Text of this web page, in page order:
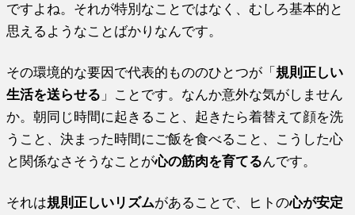
ですよね。それが特別なことではなく、むしろ基本的と
思えるようなことばかりなんです。
その環境的な要因で代表的もののひとつが「 規則正しい
生活を送らせる 」ことです。なんか意外な気がしません
か。朝同じ時間に起きること、起きたら着替えて顔を洗
うこと、決まった時間にご飯を食べること、こうした心
と関係なさそうなことが心の筋肉を育てるんです。
それは規則正しいリズムがあることで、ヒトの心が安定